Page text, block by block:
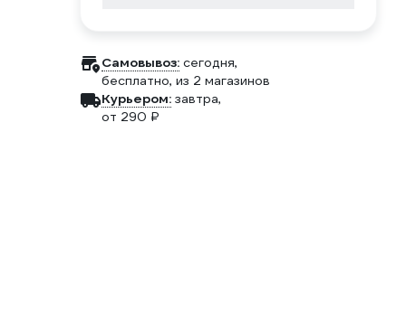
Самовывоз: сегодня,
бесплатно, из 2 магазинов
Курьером: завтра,
от 290 ₽